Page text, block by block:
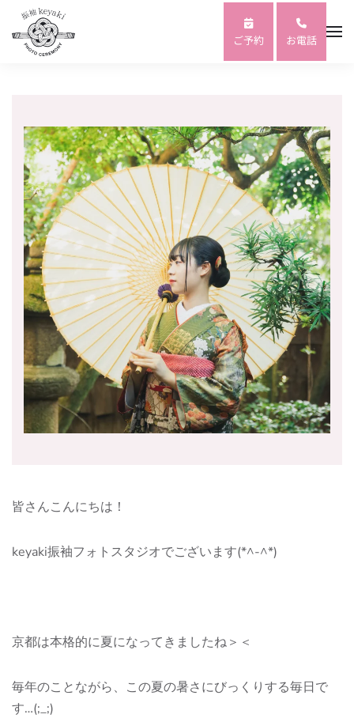
Skip to main content ご予約 お電話
皆さんこんにちは！
keyaki振袖フォトスタジオでございます(*^-^*)
京都は本格的に夏になってきましたね＞＜
毎年のことながら、この夏の暑さにびっくりする毎日で
す…(;_;)